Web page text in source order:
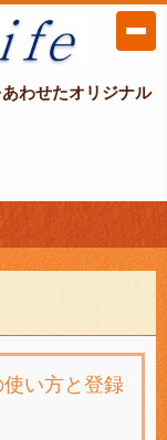
ンライ
わせたオリジナル
使い方と登録